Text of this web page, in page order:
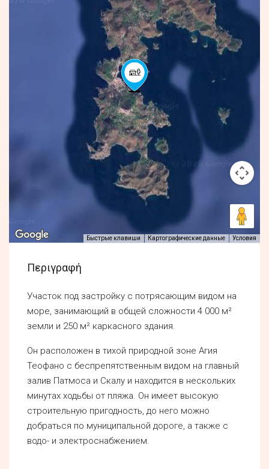
Быстрые клавиши Картографические данные Условия
Περιγραφή
Участок под застройку с потрясающим видом на
море, занимающий в общей сложности 4 000 м²
земли и 250 м² каркасного здания.
Он расположен в тихой природной зоне Агия
Теофано с беспрепятственным видом на главный
залив Патмоса и Скалу и находится в нескольких
минутах ходьбы от пляжа. Он имеет высокую
строительную пригодность, до него можно
добраться по муниципальной дороге, а также с
водо- и электроснабжением.